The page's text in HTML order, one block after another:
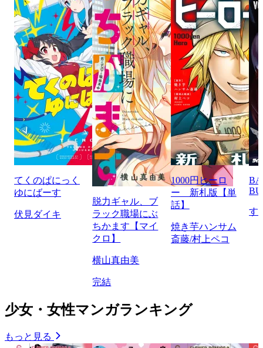
てくのぱにっく
ゆにばーす
伏見ダイキ
脱力ギャル、ブ
ラック職場にぶ
ちかます【マイ
クロ】
横山真由美
完結
1000円ヒーロ
ー 新札版【単
話】
焼き芋ハンサム
斎藤/村上ペコ
す
少女・女性マンガランキング
もっと見る